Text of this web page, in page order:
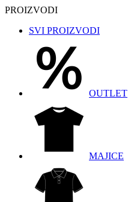
PROIZVODI
SVI PROIZVODI
OUTLET
MAJICE